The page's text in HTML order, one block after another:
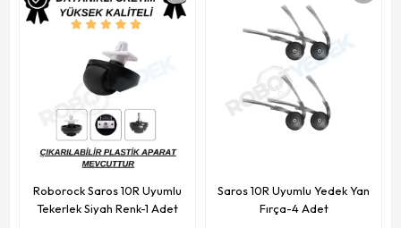
Roborock Saros 10R Uyumlu
Tekerlek Siyah Renk-1 Adet
Saros 10R Uyumlu Yedek Yan
Fırça-4 Adet